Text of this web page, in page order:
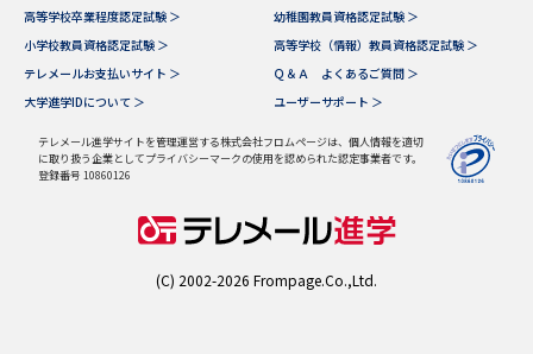
先輩が入学を決めた理由 テレメール全国一斉進学調査
新生活お役立ちガイド
大学で学びたい学問発見
高等学校卒業程度認定試験 ＞
幼稚園教員資格認定試験 ＞
小学校教員資格認定試験 ＞
高等学校（情報）教員資格認定試験 ＞
テレメールお支払いサイト ＞
Ｑ＆Ａ よくあるご質問 ＞
大学進学IDについて ＞
ユーザーサポート ＞
テレメール進学サイトを管理運営する株式会社フロムページは、個人情報を適切
に取り扱う企業としてプライバシーマークの使用を認められた認定事業者です。
登録番号 10860126
(C) 2002-2026 Frompage.Co.,Ltd.